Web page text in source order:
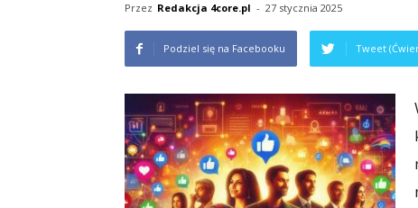
Przez Redakcja 4core.pl - 27 stycznia 2025
Podziel się na Facebooku Tweet